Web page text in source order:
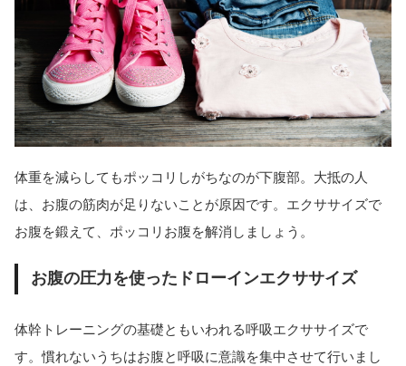
体重を減らしてもポッコリしがちなのが下腹部。大抵の人
は、お腹の筋肉が足りないことが原因です。エクササイズで
お腹を鍛えて、ポッコリお腹を解消しましょう。
お腹の圧力を使ったドローインエクササイズ
体幹トレーニングの基礎ともいわれる呼吸エクササイズで
す。慣れないうちはお腹と呼吸に意識を集中させて行いまし